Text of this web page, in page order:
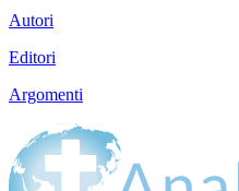
Autori
Editori
Argomenti